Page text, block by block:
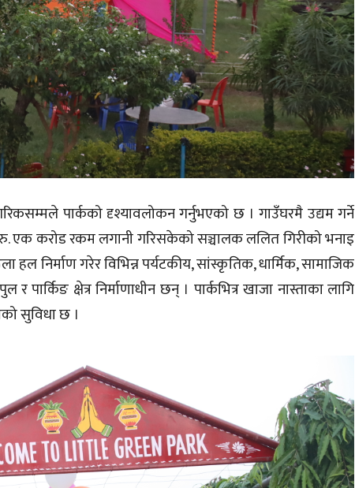
पार्कको दृश्यावलोकन गर्नुभएको छ । गाउँघरमै उद्यम गर्ने
एक करोड रकम लगानी गरिसकेको सञ्चालक ललित गिरीको भनाइ
हल निर्माण गरेर विभिन्न पर्यटकीय, सांस्कृतिक, धार्मिक, सामाजिक
पार्किङ क्षेत्र निर्माणाधीन छन् । पार्कभित्र खाजा नास्ताका लागि
सुविधा छ ।